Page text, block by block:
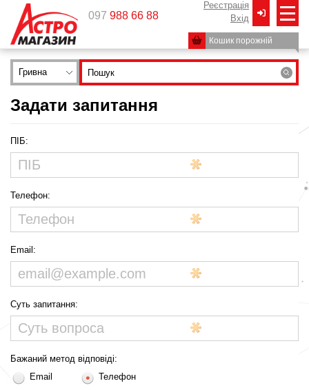
097 988 66 88
Реєстрація
Вxід
Кошик порожній
Гривна
Задати запитання
ПІБ:
Телефон:
Email:
Суть запитання:
Бажаний метод відповіді:
Email
Телефон